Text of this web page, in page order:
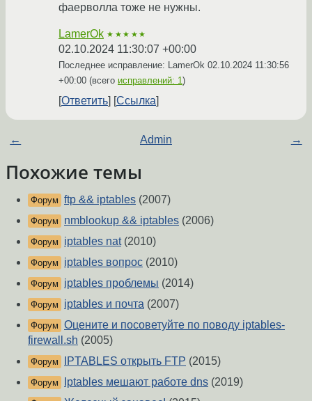
фаерволла тоже не нужны.
LamerOk ★★★★★
02.10.2024 11:30:07 +00:00
Последнее исправление: LamerOk 02.10.2024 11:30:56
+00:00 (всего исправлений: 1)
Ответить Ссылка
← Admin →
Похожие темы
Форум ftp && iptables (2007)
Форум nmblookup && iptables (2006)
Форум iptables nat(2010)
Форум iptables вопрос (2010)
Форум iptables проблемы (2014)
Форум iptables и почта (2007)
Форум Оцените и посоветуйте по поводу iptables-
firewall.sh (2005)
Форум IPTABLES открыть FTP (2015)
Форум Iptables мешают работе dns (2019)